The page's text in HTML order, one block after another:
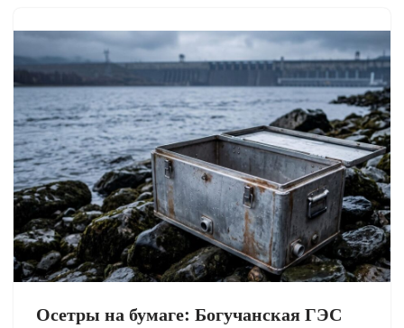
Осетры на бумаге: Богучанская ГЭС